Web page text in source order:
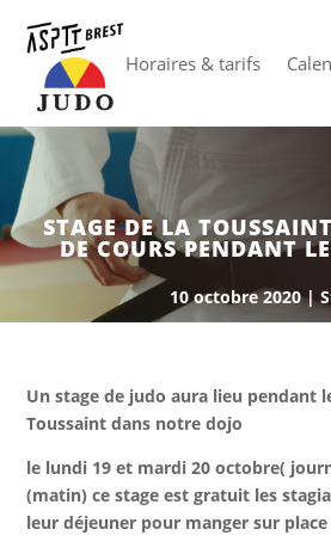
Horaires & tarifs
STAGE DE LA
DE COURS PENDANT
10 octobre 2020|
Un stage de judo aura lieu pendant
Toussaint dans notre dojo
le lundi 19 et mardi 20 octobre(
(matin) ce stage est gratuit les
leur déjeuner pour manger sur